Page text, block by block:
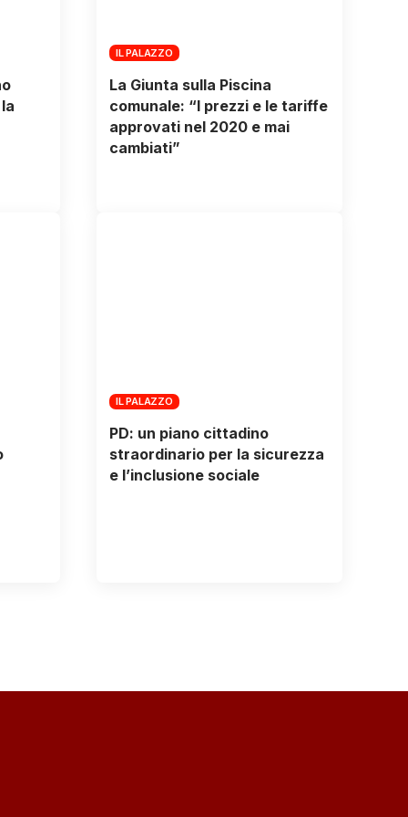
IL PALAZZO
La Giunta sulla Piscina
comunale: “I prezzi e le tariffe
approvati nel 2020 e mai
cambiati”
IL PALAZZO
PD: un piano cittadino
straordinario per la sicurezza
e l’inclusione sociale